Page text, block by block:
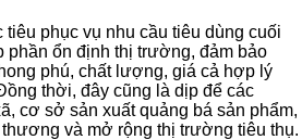
phục vụ nhu cầu tiêu dùng cuối
phần ổn định thị trường, đảm bảo
phú, chất lượng, giá cả hợp lý
thời, đây cũng là dịp để các
cơ sở sản xuất quảng bá sản phẩm,
và mở rộng thị trường tiêu thụ.